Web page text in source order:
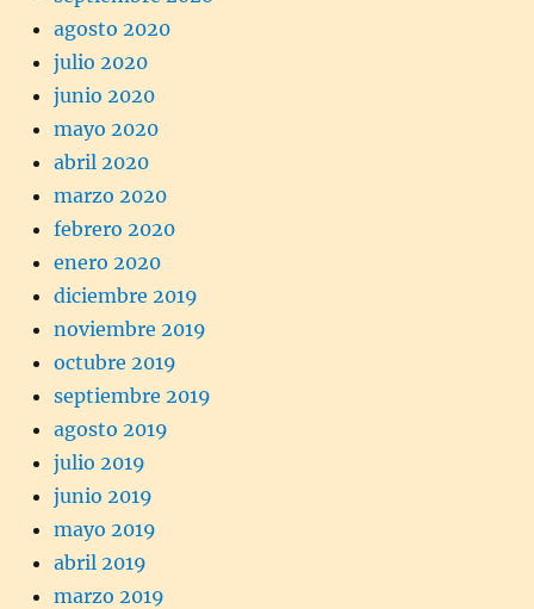
agosto 2020
julio 2020
junio 2020
mayo 2020
abril 2020
marzo 2020
febrero 2020
enero 2020
diciembre 2019
noviembre 2019
octubre 2019
septiembre 2019
agosto 2019
julio 2019
junio 2019
mayo 2019
abril 2019
marzo 2019